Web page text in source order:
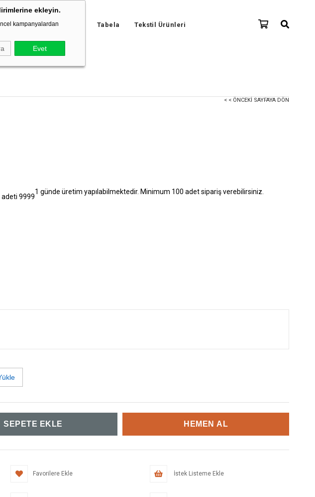
ekleyin.
kampanyalardan
Evet
Ürünler Promosyon Tabela Tekstil Ürünleri
< < ÖNCEKI SAYFAYA DÖN
1 günde üretim yapılabilmektedir. Minimum 100 adet sipariş verebilirsiniz.
adeti 9999
Favorilere Ekle İstek Listeme Ekle